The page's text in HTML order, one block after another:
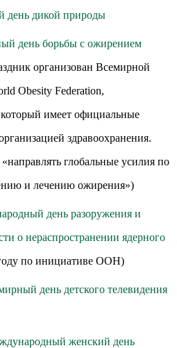
день дикой природы
день борьбы с ожирением
организован Всемирной
Obesity Federation,
имеет официальные
здравоохранения.
глобальные усилия по
и лечению ожирения»)
день разоружения и
о нераспространении ядерного
по инициативе ООН)
день детского телевидения
женский день